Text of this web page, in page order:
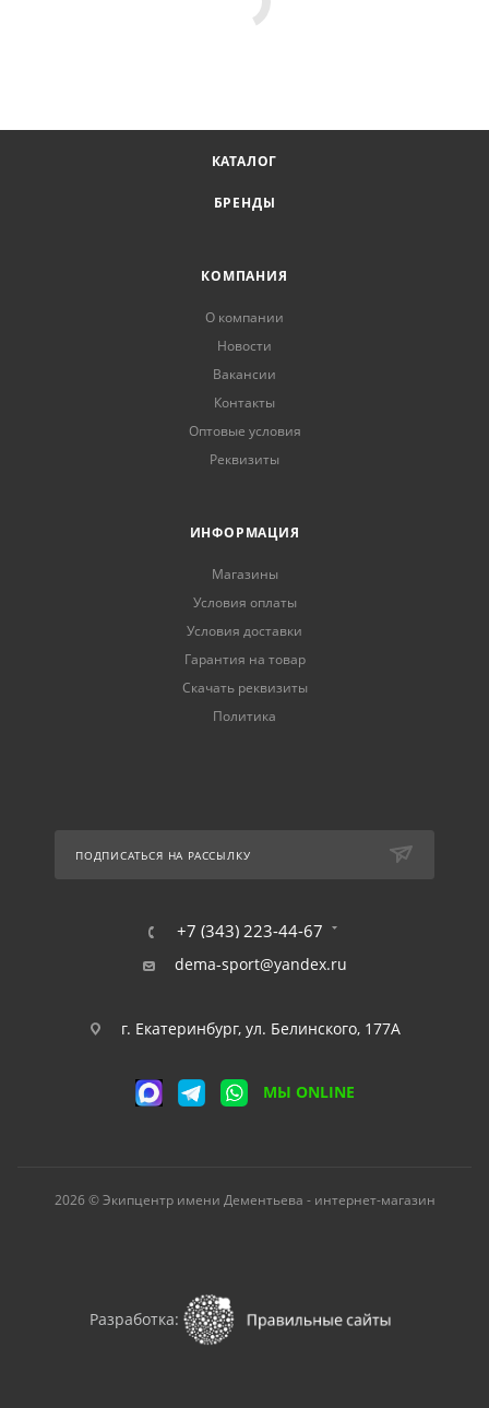
КАТАЛОГ
БРЕНДЫ
КОМПАНИЯ
О компании
Новости
Вакансии
Контакты
Оптовые условия
Реквизиты
ИНФОРМАЦИЯ
Магазины
Условия оплаты
Условия доставки
Гарантия на товар
Скачать реквизиты
Политика
ПОДПИСАТЬСЯ НА РАССЫЛКУ
+7 (343) 223-44-67
dema-sport@yandex.ru
г. Екатеринбург, ул. Белинского, 177А
МЫ ONLINE
2026 © Экипцентр имени Дементьева - интернет-магазин
Разработка: